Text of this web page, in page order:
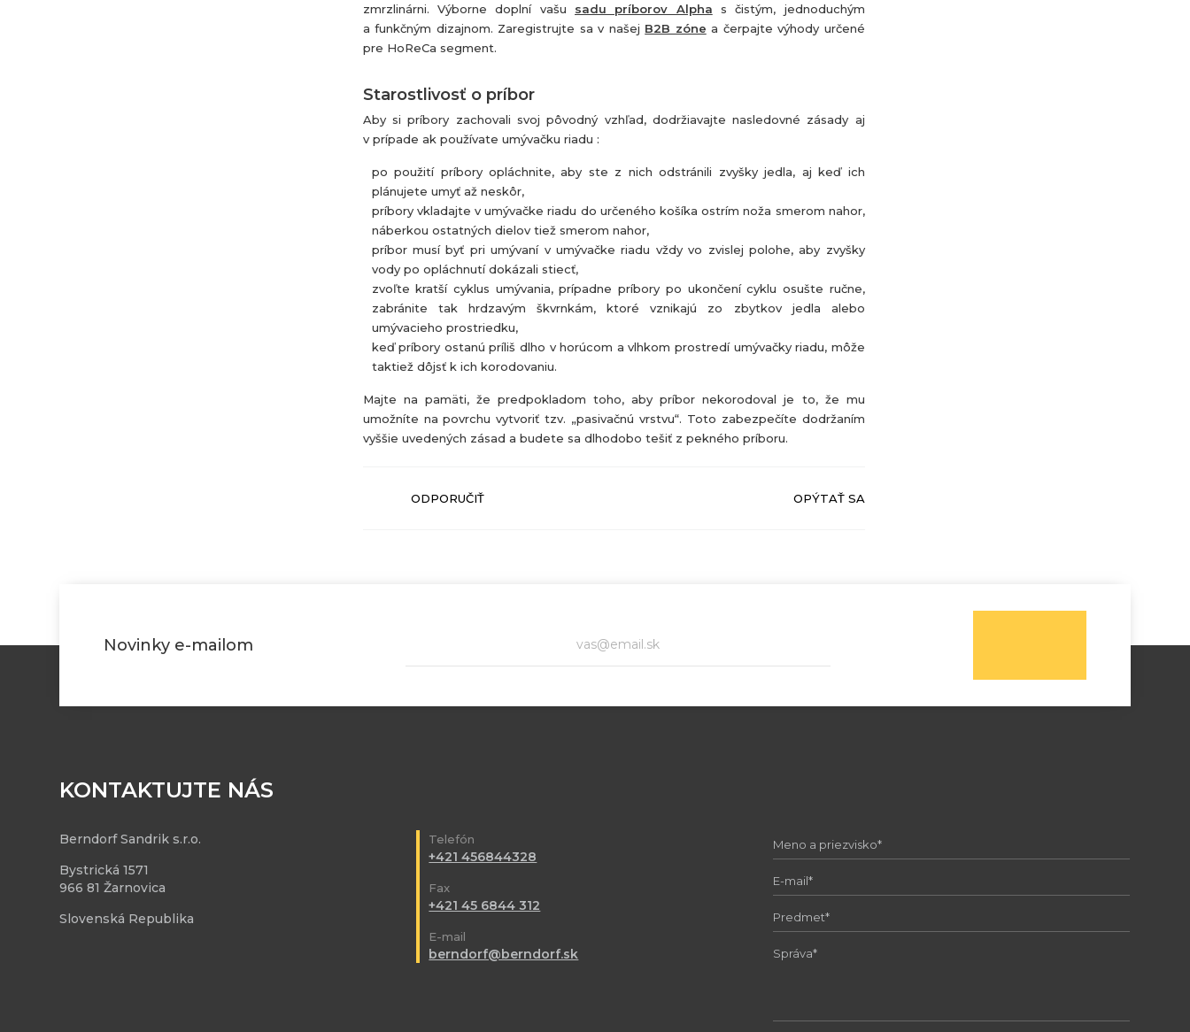
zmrzlinárni. Výborne doplní vašu sadu príborov Alpha s čistým, jednoduchým
a funkčným dizajnom. Zaregistrujte sa v našej B2B zóne a čerpajte výhody určené
pre HoReCa segment.
Starostlivosť o príbor
Aby si príbory zachovali svoj pôvodný vzhľad, dodržiavajte nasledovné zásady aj
v prípade ak používate umývačku riadu :
po použití príbory opláchnite, aby ste z nich odstránili zvyšky jedla, aj keď ich
plánujete umyť až neskôr,
príbory vkladajte v umývačke riadu do určeného košíka ostrím noža smerom nahor,
náberkou ostatných dielov tiež smerom nahor,
príbor musí byť pri umývaní v umývačke riadu vždy vo zvislej polohe, aby zvyšky
vody po opláchnutí dokázali stiecť,
zvoľte kratší cyklus umývania, prípadne príbory po ukončení cyklu osušte ručne,
zabránite tak hrdzavým škvrnkám, ktoré vznikajú zo zbytkov jedla alebo
umývacieho prostriedku,
keď príbory ostanú príliš dlho v horúcom a vlhkom prostredí umývačky riadu, môže
taktiež dôjsť k ich korodovaniu.
Majte na pamäti, že predpokladom toho, aby príbor nekorodoval je to, že mu
umožníte na povrchu vytvoriť tzv. „pasivačnú vrstvu“. Toto zabezpečíte dodržaním
vyššie uvedených zásad a budete sa dlhodobo tešiť z pekného príboru.
ODPORUČIŤ OPÝTAŤ SA
Novinky e-mailom
KONTAKTUJTE NÁS
Berndorf Sandrik s.r.o.
Bystrická 1571
966 81 Žarnovica
Slovenská Republika
Telefón
+421 456844328
Fax
+421 45 6844 312
E-mail
berndorf@berndorf.sk